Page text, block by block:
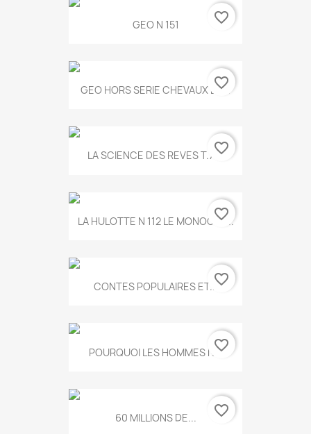
GEO N 151 favorite_border
GEO HORS SERIE CHEVAUX ET...
favorite_border
LA SCIENCE DES REVES T.787
favorite_border
LA HULOTTE N 112 LE MONOCLE...
favorite_border
CONTES POPULAIRES ET...favorite_border
POURQUOI LES HOMMES N...favorite_border
60 MILLIONS DE... favorite_border